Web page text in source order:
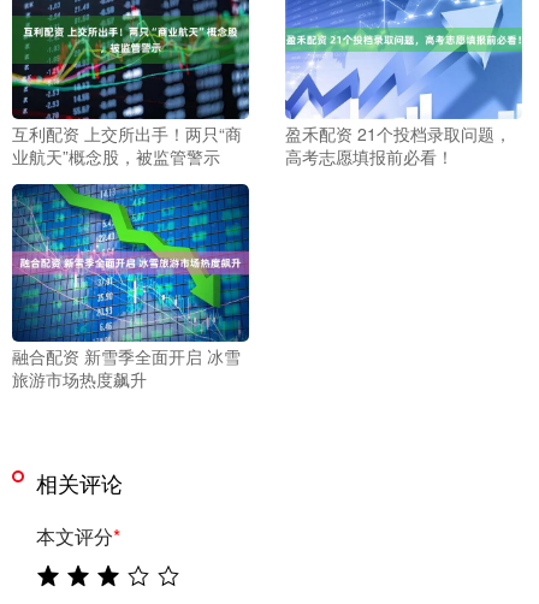
互利配资 上交所出手！两只“商
业航天”概念股，被监管警示
盈禾配资 21个投档录取问题，
高考志愿填报前必看！
融合配资 新雪季全面开启 冰雪
旅游市场热度飙升
相关评论
本文评分*